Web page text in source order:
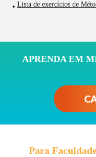
Lista de exercícios de
APRENDA EM
Para